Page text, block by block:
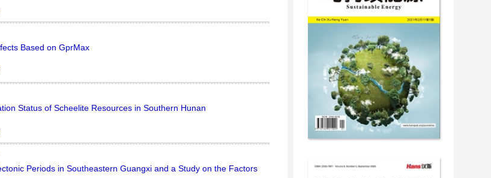
Based on GprMax
Status of Scheelite Resources in Southern Hunan
Periods in Southeastern Guangxi and a Study on the Factors